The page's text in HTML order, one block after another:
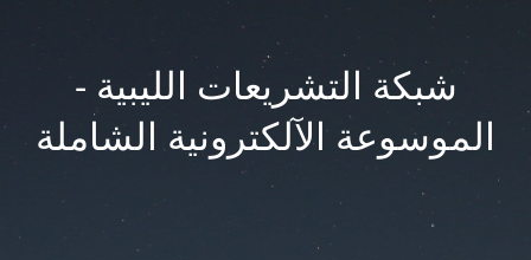
شبكة التشريعات الليبية -
الموسوعة الآلكترونية الشاملة